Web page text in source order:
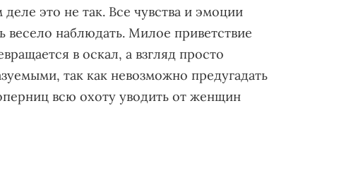
это не так. Все чувства и эмоции
весело наблюдать. Милое приветствие
в оскал, а взгляд просто
так как невозможно предугадать
всю охоту уводить от женщин